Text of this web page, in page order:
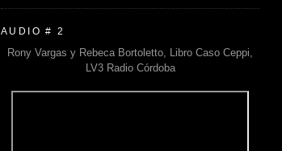
AUDIO # 2
Rony Vargas y Rebeca Bortoletto, Libro Caso Ceppi,
LV3 Radio Córdoba